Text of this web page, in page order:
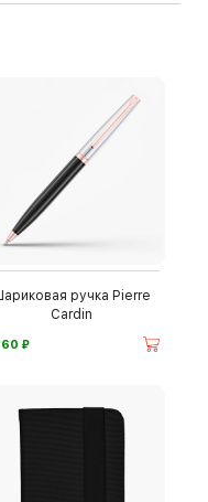
ручка Pierre
Cardin
⃏